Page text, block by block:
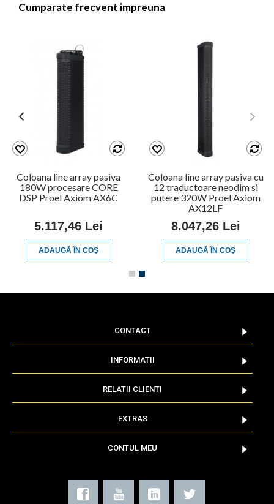
Cumparate frecvent impreuna
Coloana line array pasiva
180W procesare CORE
DSP Proel Axiom AX6C
5.117,46 Lei
ADAUGĂ ÎN COŞ
Coloana line array pasiva
12 traductoare neodim si
putere 320W Proel
AX12LF
8.047,26 Lei
ADAUGĂ ÎN COŞ
CONTACT
INFORMATII
RELATII CLIENTI
EXTRAS
CONTUL MEU